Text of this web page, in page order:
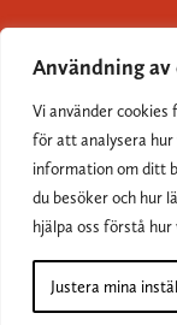
Användning
Vi använder
för att analysera hur
information om ditt
du besöker och hur
hjälpa oss förstå
Justera mina